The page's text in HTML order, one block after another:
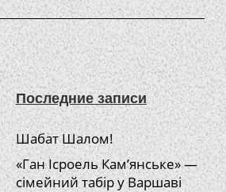
Последние записи
Шабат Шалом!
«Ган Ісроель Кам’янське» —
сімейний табір у Варшаві